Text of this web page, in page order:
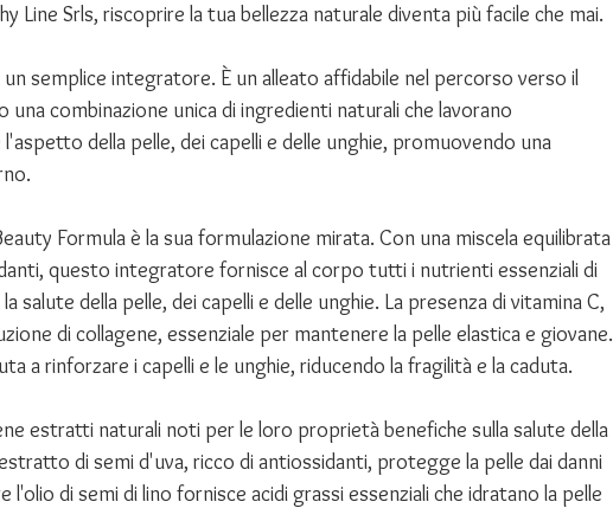
Line Srls, riscoprire la tua bellezza naturale diventa più facile che mai.
semplice integratore. È un alleato affidabile nel percorso verso il
combinazione unica di ingredienti naturali che lavorano
della pelle, dei capelli e delle unghie, promuovendo una
Formula è la sua formulazione mirata. Con una miscela equilibrata
questo integratore fornisce al corpo tutti i nutrienti essenziali di
salute della pelle, dei capelli e delle unghie. La presenza di vitamina C,
di collagene, essenziale per mantenere la pelle elastica e giovane.
a rinforzare i capelli e le unghie, riducendo la fragilità e la caduta.
estratti naturali noti per le loro proprietà benefiche sulla salute della
di semi d'uva, ricco di antiossidanti, protegge la pelle dai danni
l'olio di semi di lino fornisce acidi grassi essenziali che idratano la pelle